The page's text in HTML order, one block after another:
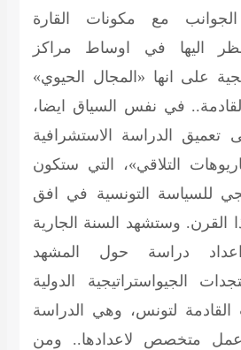
مع مكونات القارة
ينظر اليها في اوساط مراكز
على انها «المجال الحيوي»
في نفس السياق ايضا،
تعميق الدراسة الاستشرافية
سيناريوهات التلاقي»، التي ستكون
للسياسة التونسية في افق
القرن. وستشهد السنة الجارية
دراسة حول المشهد
الجيواستراتيجية الدولية
القادمة لتونس، وهي الدراسة
عمل متخصص لاعدادها.. ومن